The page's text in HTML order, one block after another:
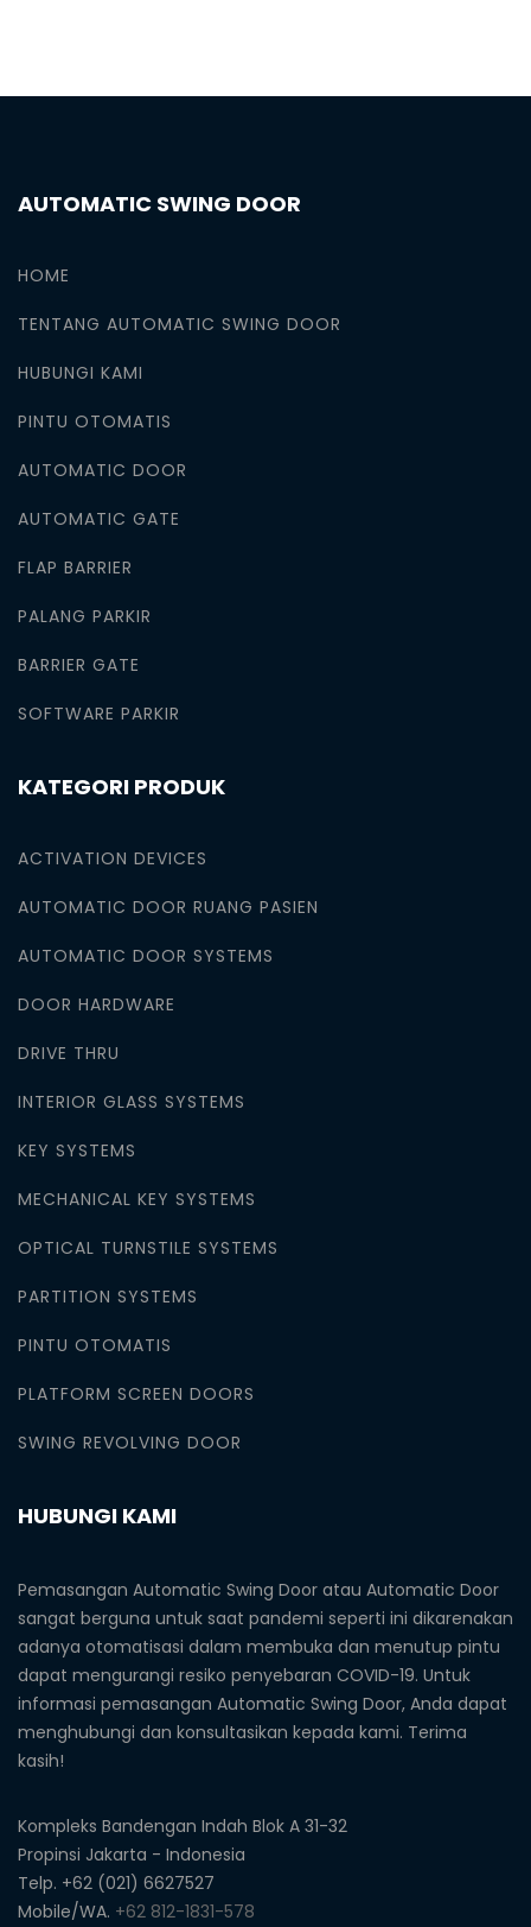
AUTOMATIC SWING DOOR
HOME
TENTANG AUTOMATIC SWING DOOR
HUBUNGI KAMI
PINTU OTOMATIS
AUTOMATIC DOOR
AUTOMATIC GATE
FLAP BARRIER
PALANG PARKIR
BARRIER GATE
SOFTWARE PARKIR
KATEGORI PRODUK
ACTIVATION DEVICES
AUTOMATIC DOOR RUANG PASIEN
AUTOMATIC DOOR SYSTEMS
DOOR HARDWARE
DRIVE THRU
INTERIOR GLASS SYSTEMS
KEY SYSTEMS
MECHANICAL KEY SYSTEMS
OPTICAL TURNSTILE SYSTEMS
PARTITION SYSTEMS
PINTU OTOMATIS
PLATFORM SCREEN DOORS
SWING REVOLVING DOOR
HUBUNGI KAMI
Pemasangan Automatic Swing Door atau Automatic Door
sangat berguna untuk saat pandemi seperti ini dikarenakan
adanya otomatisasi dalam membuka dan menutup pintu
dapat mengurangi resiko penyebaran COVID-19. Untuk
informasi pemasangan Automatic Swing Door, Anda dapat
menghubungi dan konsultasikan kepada kami. Terima
kasih!
Kompleks Bandengan Indah Blok A 31-32
Propinsi Jakarta - Indonesia
Telp. +62 (021) 6627527
Mobile/WA. +62 812-1831-578